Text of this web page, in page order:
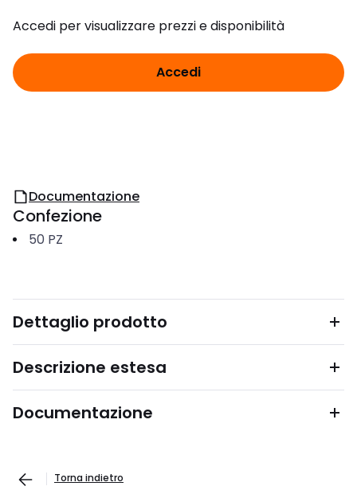
Accedi per visualizzare prezzi e disponibilità
Accedi
Documentazione
Confezione
50 PZ
Dettaglio prodotto
Descrizione estesa
Documentazione
Torna indietro